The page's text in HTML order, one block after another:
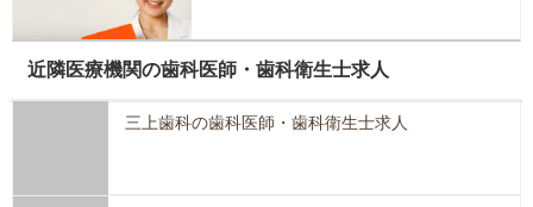
近隣医療機関の歯科医師・歯科衛生士求人
三上歯科の歯科医師・歯科衛生士求人